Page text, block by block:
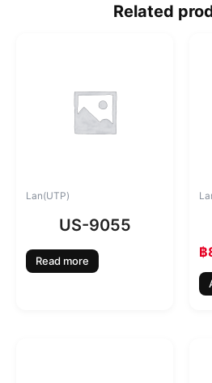
Related
Lan(UTP)
US-9055
Read more
฿